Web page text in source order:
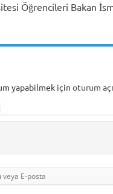
Öğrencileri Bakan
yapabilmek içinoturum